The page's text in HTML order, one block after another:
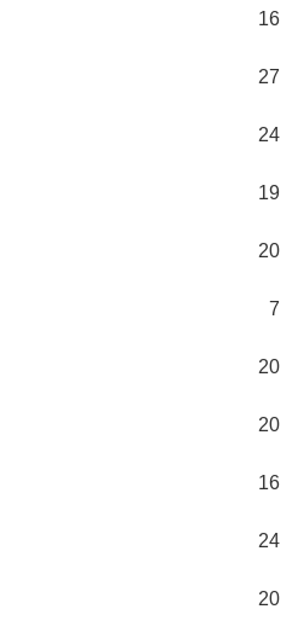
16
27
24
19
20
7
20
20
16
24
20